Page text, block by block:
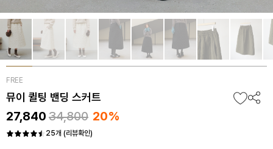
FREE
뮤이 퀼팅 밴딩 스커트
27,840 34,800 20%
25개 (리뷰확인)